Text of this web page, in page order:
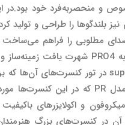
و منحصربه‌فرد خود
بلندگوها را طراحی و
مطلوبی را فراهم می‌ساخت